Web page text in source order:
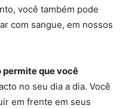
você também pode
com sangue, em nossos
permite que você
no seu dia a dia. Você
em frente em seus